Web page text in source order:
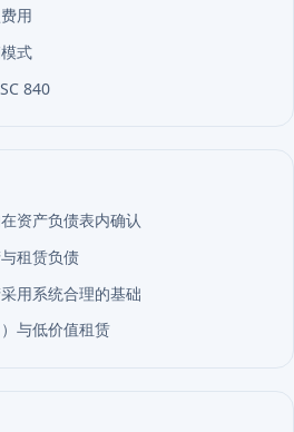
用
式
840
资产负债表内确认
租赁负债
用系统合理的基础
与低价值租赁